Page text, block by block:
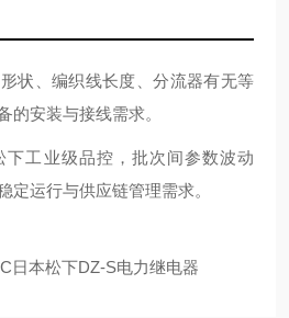
状、编织线长度、分流器有无等
的安装与接线需求。
下工业级品控，批次间参数波动
定运行与供应链管理需求。